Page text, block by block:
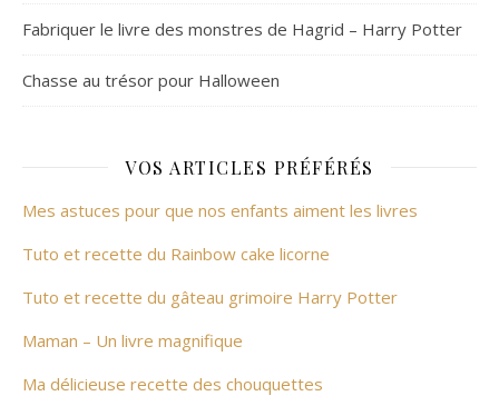
Fabriquer le livre des monstres de Hagrid – Harry Potter
Chasse au trésor pour Halloween
VOS ARTICLES PRÉFÉRÉS
Mes astuces pour que nos enfants aiment les livres
Tuto et recette du Rainbow cake licorne
Tuto et recette du gâteau grimoire Harry Potter
Maman – Un livre magnifique
Ma délicieuse recette des chouquettes